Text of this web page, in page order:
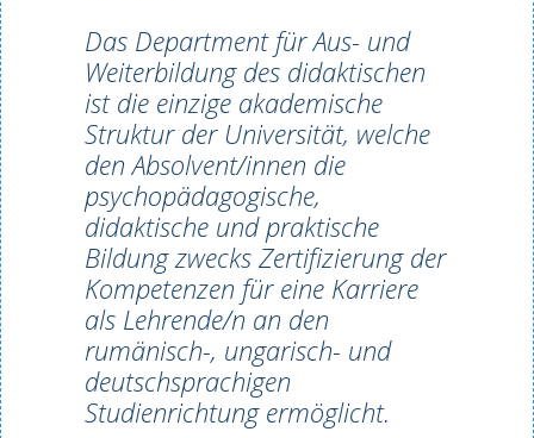
Das Department für Aus- und
Weiterbildung des didaktischen
ist die einzige akademische
Struktur der Universität, welche
den Absolvent/innen die
psychopädagogische,
didaktische und praktische
Bildung zwecks Zertifizierung der
Kompetenzen für eine Karriere
als Lehrende/n an den
rumänisch-, ungarisch- und
deutschsprachigen
Studienrichtung ermöglicht.